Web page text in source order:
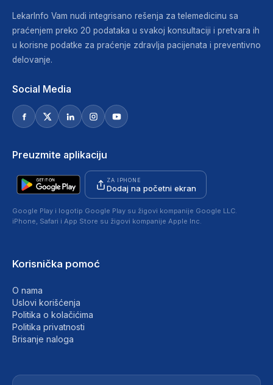
LekarInfo Vam nudi integrisano rešenja za telemedicinu sa
praćenjem preko 20 podataka u svakoj konsultaciji i pretvara ih
u korisne podatke za praćenje zdravlja pacijenata i preventivno
delovanje.
Social Media
Preuzmite aplikaciju
ZA IPHONE
Dodaj na početni ekran
Google Play i logotip Google Play su žigovi kompanije Google LLC.
iPhone, Safari i App Store su žigovi kompanije Apple Inc.
Korisnička pomoć
O nama
Uslovi korišćenja
Politika o kolačićima
Politika privatnosti
Brisanje naloga